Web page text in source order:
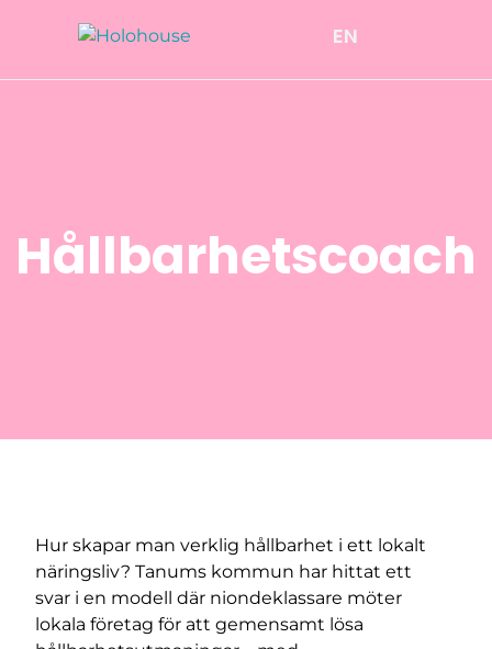
EN
Hållbarhetscoach
Hur skapar man verklig hållbarhet i ett lokalt
näringsliv? Tanums kommun har hittat ett
svar i en modell där niondeklassare möter
lokala företag för att gemensamt lösa